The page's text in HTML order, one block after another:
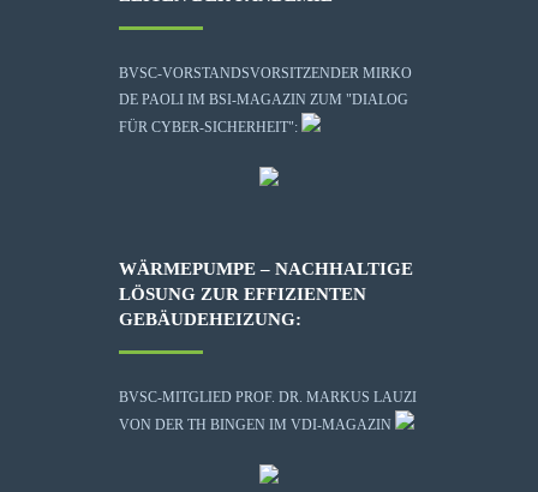
BVSC-VORSTANDSVORSITZENDER MIRKO
DE PAOLI IM BSI-MAGAZIN ZUM "DIALOG
FÜR CYBER-SICHERHEIT":
WÄRMEPUMPE – NACHHALTIGE
LÖSUNG ZUR EFFIZIENTEN
GEBÄUDEHEIZUNG:
BVSC-MITGLIED PROF. DR. MARKUS LAUZI
VON DER TH BINGEN IM VDI-MAGAZIN